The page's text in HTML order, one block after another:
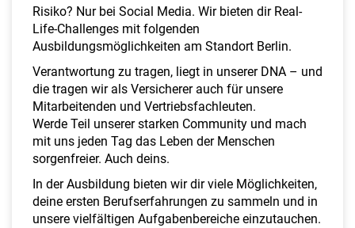
n
Risiko? Nur bei Social Media. Wir bieten dir Real-
Life-Challenges mit folgenden
Ausbildungsmöglichkeiten am Standort Berlin.
Verantwortung zu tragen, liegt in unserer DNA – und
die tragen wir als Versicherer auch für unsere
Mitarbeitenden und Vertriebsfachleuten.
Werde Teil unserer starken Community und mach
mit uns jeden Tag das Leben der Menschen
sorgenfreier. Auch deins.
In der Ausbildung bieten wir dir viele Möglichkeiten,
deine ersten Berufserfahrungen zu sammeln und in
unsere vielfältigen Aufgabenbereiche einzutauchen.